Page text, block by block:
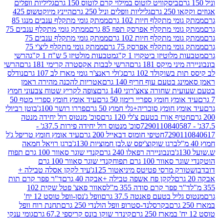
ביסקוויט לוטוס במילוי קרם לוטוס 150 גרם
גליליות וופלים
גרם
גליליות וופלים וניל 250 גרם
היינץ מיוקטשופ 425
מתקלף חיות 102 גרם
ממתק גומי מתקלף ענבים מנגו 85
מתקלף אפרסק תפוז 85 גרם
ממתק גומי מתקלף ענבים 75
מתקלף חיות 102 גרם
ממתק גומי מתקלף ענבים 75
מתקלף אפרסק 75 גרם
ממתק גומי מתקלף ליצ'י 75
ביטקוין 1 ק"ג
מטבעות מולטיזן 5 ש"ח 1 ק"ג
הרשי
מיקס 181 גרם
הרשי לבבות אקסטרה קרימי 181 גרם
הרשי
102 גרם
ג'ולי ראנצ'ר גומי מארז לב 107 גרם
נודלס
עוף חריף 140 גרם
אטריות להכנה מהירה ראמן
שחורה צאצ'רוני 140 גרם
צופה לקריץ שטוח צבעוני חמוץ
חומץ ספריי רימון 50 גרם
עיד אומץ חומץ ספריי מטף 50
חומץ סוכריה+גלי חמוץ 50 גרם
פררו רושר 100ג'
בוטן רביולי
אורז בטעם צ'לי 120 גרם
סוכ' מנטוס רול יחידה מנטה
סוכ' מנטוס רול יחידה פירות 37.5ג' -
חטיפי חומוס דבאייל 200 גרם
עיד אומץ חומץ טריפל ג'ל
ברגן שוקוצ'יפס ש.לבן חמוציות 130ג'
ברגן רויאל חמאה
בונבוניירה רפאלו 240 גרם
קנדי שוגר סאוור 100 גרם תפוח
100 גרם תפוח
קנדי שוגר סאוור 100 גרם
מרסי פטיטס מיניאטור 125ג'
עיד לקקן אסלה טבילה +
לקקן פח אשפה טבילה +אבקה 40 גרם
ד"ר פפר קרם תות
פפר קרם סודה 355 מ"ל
סאוור פאצ' פטל שקית 102
בטעם פאנטה 37.5 גרם
וופל ג'נסן-וופל טוסט 12 יח'
בקרסלנד-סטרופ וופל הולנדי 250 גרם
תחנת רוח וופל
קינדר שוקו בונס קריספי 67.2 גרם
גומי ענקי